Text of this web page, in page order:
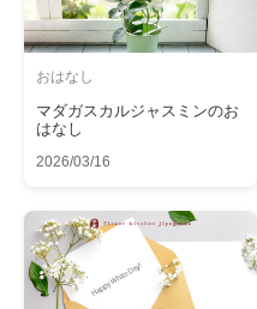
おはなし
マダガスカルジャスミンのお
はなし
2026/03/16